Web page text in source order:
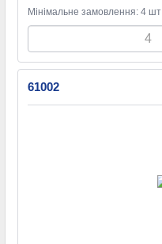
Мінімальне замовлення: 4 шт
61002